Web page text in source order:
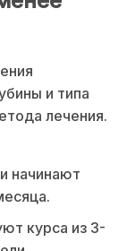
и типа
лечения.
начинают
курса из 3-